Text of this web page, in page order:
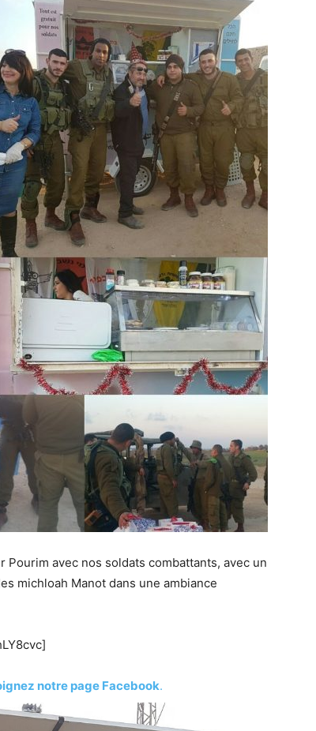
Pourim avec nos soldats combattants, avec un
michloah Manot dans une ambiance
notre page Facebook.